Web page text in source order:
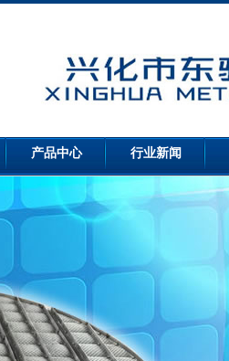
产品中心 行业新闻